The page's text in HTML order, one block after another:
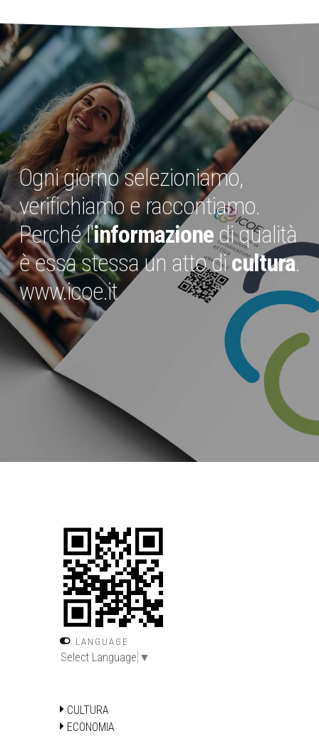
Ogni giorno selezioniamo,
verifichiamo e raccontiamo.
Perché l'informazionedi qualità
è essa stessa un atto dicultura.
www.icoe.it
LANGUAGE
Select Language ▼
CULTURA
ECONOMIA